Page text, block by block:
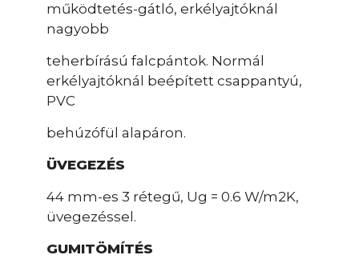
működtetés-gátló, erkélyajtóknál
nagyobb
teherbírású falcpántok. Normál
erkélyajtóknál beépített csappantyú,
PVC
behúzófül alapáron.
ÜVEGEZÉS
44 mm-es 3 rétegű, Ug = 0.6 W/m2K,
üvegezéssel.
GUMITÖMÍTÉS